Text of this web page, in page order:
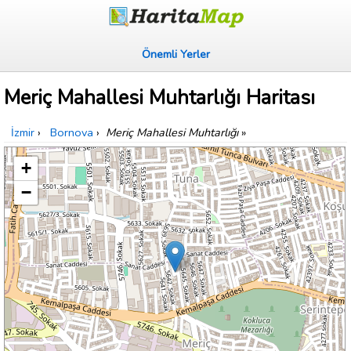
Önemli Yerler
Meriç Mahallesi Muhtarlığı Haritası
İzmir › Bornova › Meriç Mahallesi Muhtarlığı»
+
−